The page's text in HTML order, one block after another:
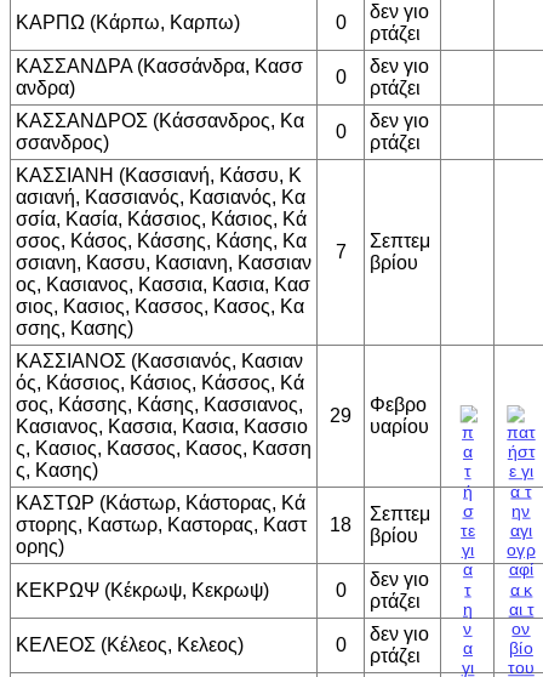
ΚΑΡΠΩ (Κάρπω, Καρπω) 0
δεν γιο
ρτάζει
ΚΑΣΣΑΝΔΡΑ (Κασσάνδρα, Κασσ
ανδρα)
0
δεν γιο
ρτάζει
ΚΑΣΣΑΝΔΡΟΣ (Κάσσανδρος, Κα
σσανδρος)
0
δεν γιο
ρτάζει
ΚΑΣΣΙΑΝΗ (Κασσιανή, Κάσσυ, Κ
ασιανή, Κασσιανός, Κασιανός, Κα
σσία, Κασία, Κάσσιος, Κάσιος, Κά
σσος, Κάσος, Κάσσης, Κάσης, Κα
σσιανη, Κασσυ, Κασιανη, Κασσιαν
ος, Κασιανος, Κασσια, Κασια, Κασ
σιος, Κασιος, Κασσος, Κασος, Κα
σσης, Κασης)
7
Σεπτεμ
βρίου
ΚΑΣΣΙΑΝΟΣ (Κασσιανός, Κασιαν
ός, Κάσσιος, Κάσιος, Κάσσος, Κά
σος, Κάσσης, Κάσης, Κασσιανος,
Κασιανος, Κασσια, Κασια, Κασσιο
ς, Κασιος, Κασσος, Κασος, Κασση
ς, Κασης)
29
Φεβρο
υαρίου
ΚΑΣΤΩΡ (Κάστωρ, Κάστορας, Κά
στορης, Καστωρ, Καστορας, Καστ
ορης)
18
Σεπτεμ
βρίου
ΚΕΚΡΩΨ (Κέκρωψ, Κεκρωψ) 0
δεν γιο
ρτάζει
ΚΕΛΕΟΣ (Κέλεος, Κελεος) 0
δεν γιο
ρτάζει